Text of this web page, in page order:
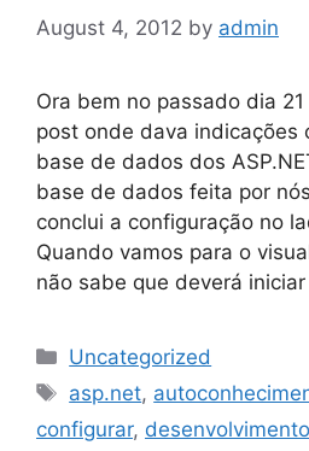
August 4, 2012 by admin
Ora bem no passado dia
post onde dava indicações
base de dados dos
base de dados feita por
conclui a configuração no
Quando vamos para o
não sabe que deverá
Categories
Uncategorized
Tags
asp.net,
configurar,